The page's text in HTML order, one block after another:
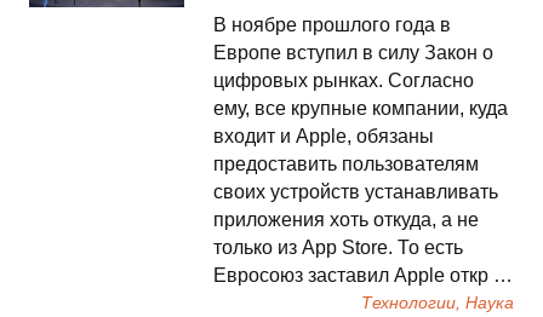
В ноябре прошлого года в
Европе вступил в силу Закон о
цифровых рынках. Согласно
ему, все крупные компании, куда
входит и Apple, обязаны
предоставить пользователям
своих устройств устанавливать
приложения хоть откуда, а не
только из App Store. То есть
Евросоюз заставил Apple откр …
Технологии, Наука